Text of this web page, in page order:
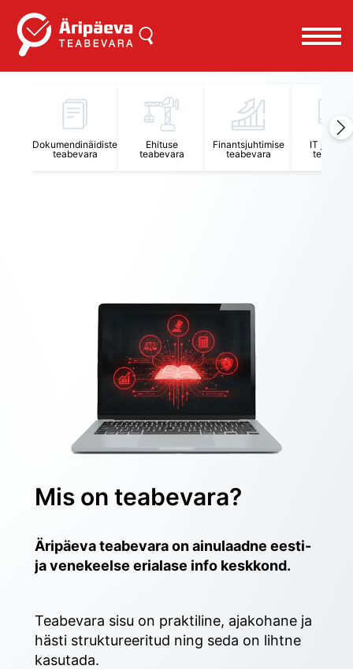
Dokumendinäidiste
teabevara
Ehituse
teabevara
Finantsjuhtimise
teabevara
IT
Mis on teabevara?
Äripäeva teabevara on ainulaadne eesti-
ja venekeelse erialase info keskkond.
Teabevara sisu on praktiline, ajakohane ja
hästi struktureeritud ning seda on lihtne
kasutada.